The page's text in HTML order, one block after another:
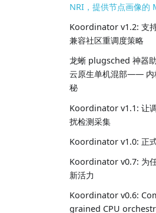
NRI，提供节点画像的
Koordinator v1.2: 支
兼容社区重调度策略
龙蜥 plugsched 神器
云原生单机混部—— 内
秘
Koordinator v1.1: 让
扰检测采集
Koordinator v1.0: 正
Koordinator v0.7: 为
新活力
Koordinator v0.6:
grained CPU